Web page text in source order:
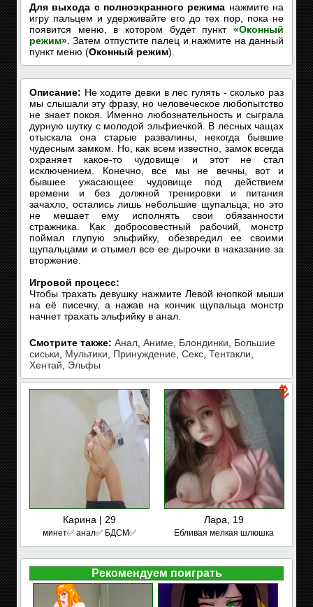
Для выхода с полноэкранного режима нажмите на
игру пальцем и удерживайте его до тех пор, пока не
появится меню, в котором будет пункт «Оконный
режим» . Затем отпустите палец и нажмите на данный
пункт меню (Оконный режим).
Описание: Не ходите девки в лес гулять - сколько раз
мы слышали эту фразу, но человеческое любопытство
не знает покоя. Именно любознательность и сыграла
дурную шутку с молодой эльфиечкой. В лесных чащах
отыскала она старые развалины, некогда бывшие
чудесным замком. Но, как всем известно, замок всегда
охраняет какое-то чудовище и этот не стал
исключением. Конечно, все мы не вечны, вот и
бывшее ужасающее чудовище под действием
времени и без должной тренировки и питания
зачахло, остались лишь небольшие щупальца, но это
не мешает ему исполнять свои обязанности
стражника. Как добросовестный рабочий, монстр
поймал глупую эльфийку, обезвредил ее своими
щупальцами и отымел все ее дырочки в наказание за
вторжение.
Игровой процесс:
Чтобы трахать девушку нажмите Левой кнопкой мыши
на её писечку, а нажав на кончик щупальца монстр
начнет трахать эльфийку в анал.
Смотрите также: Анал Аниме Блондинки
Большие
сиськи
Мультики Принуждение Секс Тентакли
Хентай
Эльфы
Карина | 29
минет✅ анал✅ БДСМ✅
Лара, 19
Ебливая мелкая шлюшка
Рекомендуем поиграть